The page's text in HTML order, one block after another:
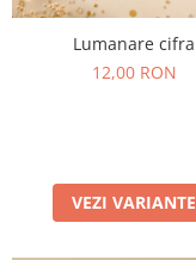
Lumanare cifra
12,00 RON
VEZI VARIANTE